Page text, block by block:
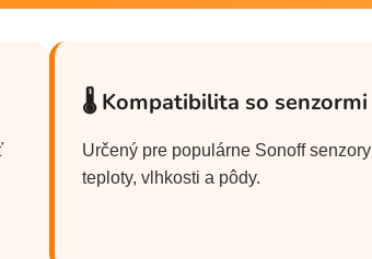
🌡 Kompatibilita so senzormi
Určený pre populárne Sonoff senzory
teploty, vlhkosti a pôdy.